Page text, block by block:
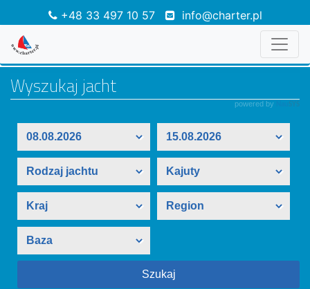
+48 33 497 10 57 info@charter.pl